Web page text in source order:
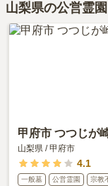
37万円です。
永代供養について詳
解説！』をご覧くだ
山梨県の公営霊園
甲府市 つつじが
山梨県 /甲府市
4.1
一般墓 公営霊園 宗教